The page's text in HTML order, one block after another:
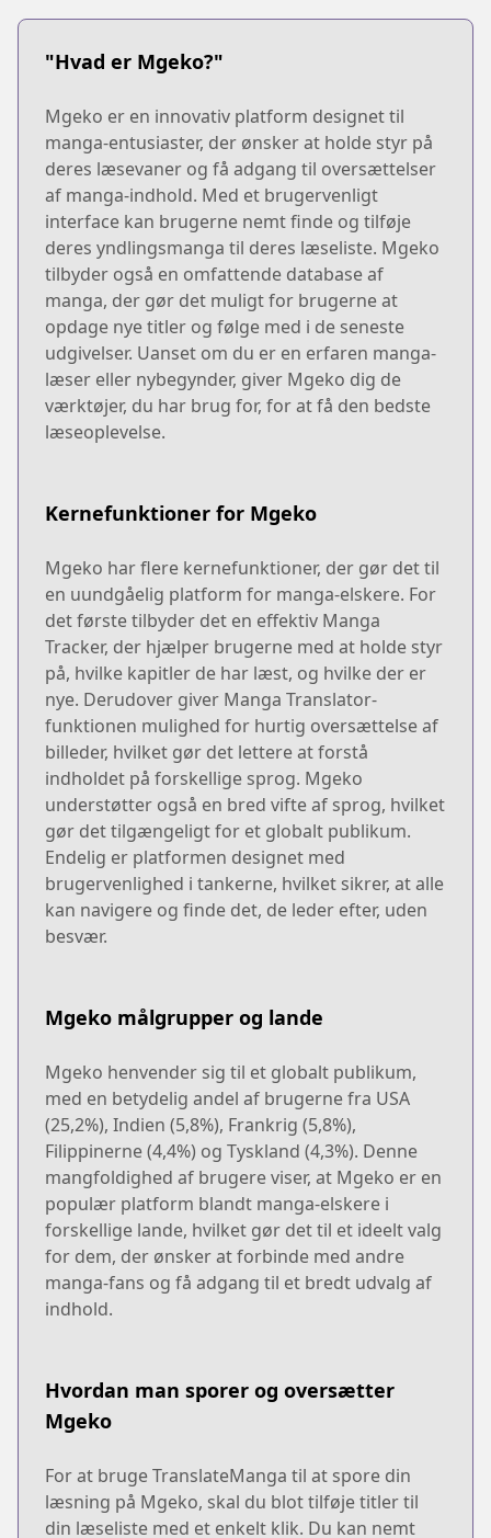
"Hvad er Mgeko?"
Mgeko er en innovativ platform designet til
manga-entusiaster, der ønsker at holde styr på
deres læsevaner og få adgang til oversættelser
af manga-indhold. Med et brugervenligt
interface kan brugerne nemt finde og tilføje
deres yndlingsmanga til deres læseliste. Mgeko
tilbyder også en omfattende database af
manga, der gør det muligt for brugerne at
opdage nye titler og følge med i de seneste
udgivelser. Uanset om du er en erfaren manga-
læser eller nybegynder, giver Mgeko dig de
værktøjer, du har brug for, for at få den bedste
læseoplevelse.
Kernefunktioner for Mgeko
Mgeko har flere kernefunktioner, der gør det til
en uundgåelig platform for manga-elskere. For
det første tilbyder det en effektiv Manga
Tracker, der hjælper brugerne med at holde styr
på, hvilke kapitler de har læst, og hvilke der er
nye. Derudover giver Manga Translator-
funktionen mulighed for hurtig oversættelse af
billeder, hvilket gør det lettere at forstå
indholdet på forskellige sprog. Mgeko
understøtter også en bred vifte af sprog, hvilket
gør det tilgængeligt for et globalt publikum.
Endelig er platformen designet med
brugervenlighed i tankerne, hvilket sikrer, at alle
kan navigere og finde det, de leder efter, uden
besvær.
Mgeko målgrupper og lande
Mgeko henvender sig til et globalt publikum,
med en betydelig andel af brugerne fra USA
(25,2%), Indien (5,8%), Frankrig (5,8%),
Filippinerne (4,4%) og Tyskland (4,3%). Denne
mangfoldighed af brugere viser, at Mgeko er en
populær platform blandt manga-elskere i
forskellige lande, hvilket gør det til et ideelt valg
for dem, der ønsker at forbinde med andre
manga-fans og få adgang til et bredt udvalg af
indhold.
Hvordan man sporer og oversætter
Mgeko
For at bruge TranslateManga til at spore din
læsning på Mgeko, skal du blot tilføje titler til
din læseliste med et enkelt klik. Du kan nemt